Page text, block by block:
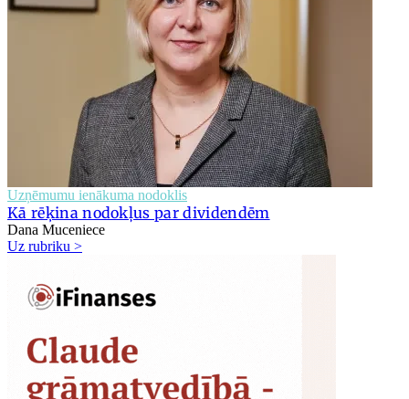
Uzņēmumu ienākuma nodoklis
Kā rēķina nodokļus par dividendēm
Dana Muceniece
Uz rubriku >